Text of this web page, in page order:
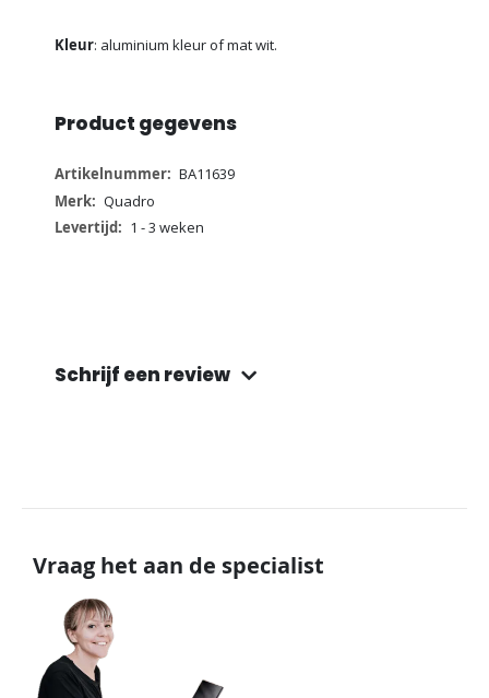
Kleur: aluminium kleur of mat wit.
Product gegevens
Meer
informatie
BA11639
Quadro
1 - 3 weken
Schrijf een review
Vraag het aan de specialist